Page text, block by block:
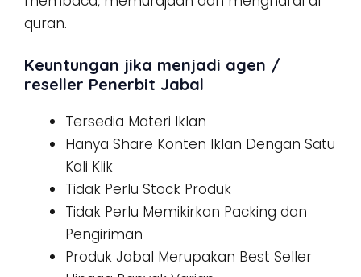
quran.
Keuntungan jika menjadi agen /
reseller Penerbit Jabal
Tersedia Materi Iklan
Hanya Share Konten Iklan Dengan Satu
Kali Klik
Tidak Perlu Stock Produk
Tidak Perlu Memikirkan Packing dan
Pengiriman
Produk Jabal Merupakan Best Seller